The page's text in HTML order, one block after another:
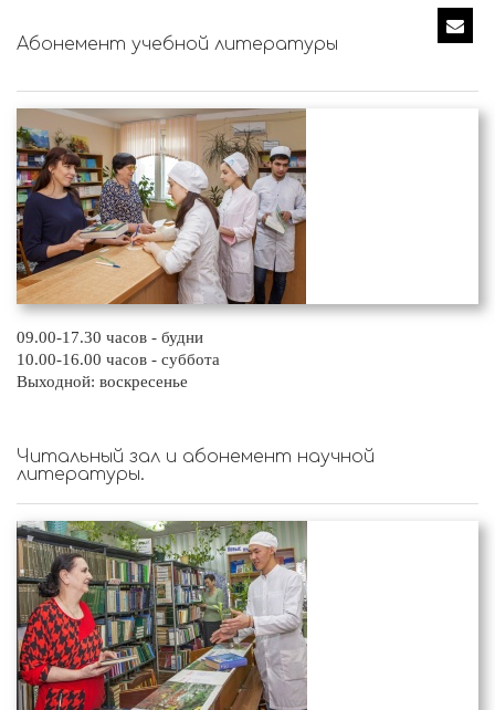
Абонемент учебной литературы
09.00-17.30 часов - будни
10.00-16.00 часов - суббота
Выходной: воскресенье
Читальный зал и абонемент научной
литературы.